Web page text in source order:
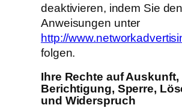
deaktivieren, indem Sie den
Anweisungen unter
http://
folgen.
Ihre Rechte auf Auskunft,
Berichtigung, Sperre,
und Widerspruch